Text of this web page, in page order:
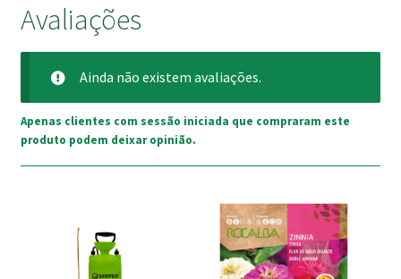
Avaliações
Ainda não existem avaliações.
Apenas clientes com sessão iniciada que compraram este
produto podem deixar opinião.